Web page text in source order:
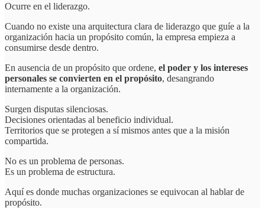
Ocurre en el liderazgo.
Cuando no existe una arquitectura clara de liderazgo que guíe a la
organización hacia un propósito común, la empresa empieza a
consumirse desde dentro.
En ausencia de un propósito que ordene, el poder y los intereses
personales se convierten en el propósito, desangrando
internamente a la organización.
Surgen disputas silenciosas.
Decisiones orientadas al beneficio individual.
Territorios que se protegen a sí mismos antes que a la misión
compartida.
No es un problema de personas.
Es un problema de estructura.
Aquí es donde muchas organizaciones se equivocan al hablar de
propósito.